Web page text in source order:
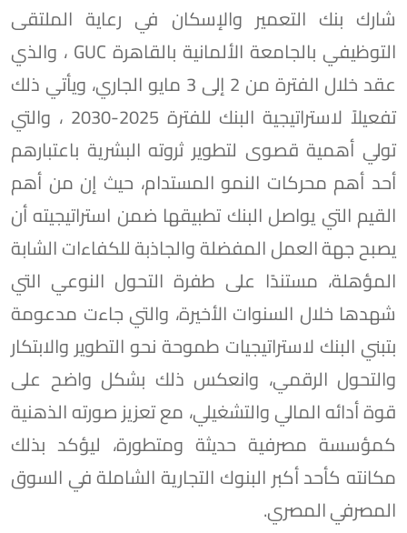
شارك بنك التعمير والإسكان في رعاية الملتقى
التوظيفي بالجامعة الألمانية بالقاهرة GUC ، والذي
عقد خلال الفترة من 2 إلى 3 مايو الجاري، ويأتي ذلك
تفعيلاً لاستراتيجية البنك للفترة 2025-2030 ، والتي
تولي أهمية قصوى لتطوير ثروته البشرية باعتبارهم
أحد أهم محركات النمو المستدام، حيث إن من أهم
القيم التي يواصل البنك تطبيقها ضمن استراتيجيته أن
يصبح جهة العمل المفضلة والجاذبة للكفاءات الشابة
المؤهلة، مستندًا على طفرة التحول النوعي التي
شهدها خلال السنوات الأخيرة، والتي جاءت مدعومة
بتبني البنك لاستراتيجيات طموحة نحو التطوير والابتكار
والتحول الرقمي، وانعكس ذلك بشكل واضح على
قوة أدائه المالي والتشغيلي، مع تعزيز صورته الذهنية
كمؤسسة مصرفية حديثة ومتطورة، ليؤكد بذلك
مكانته كأحد أكبر البنوك التجارية الشاملة في السوق
المصرفي المصري.